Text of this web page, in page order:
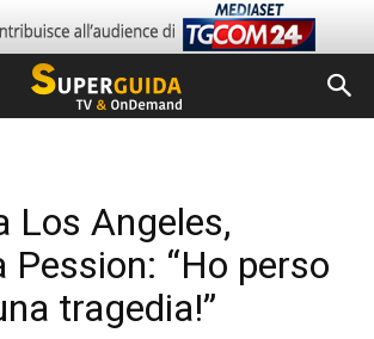
Los Angeles,
Pession: “Ho perso
tragedia!”